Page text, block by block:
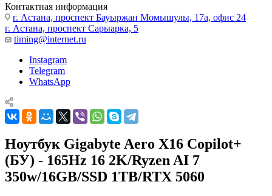
Контактная информация
г. Астана, проспект Бауыржан Момышулы, 17а, офис 24
г. Астана, проспект Сарыарка, 5
timing@internet.ru
Instagram
Telegram
WhatsApp
Ноутбук Gigabyte Aero X16 Copilot+
(БУ) - 165Hz 16 2K/Ryzen AI 7
350w/16GB/SSD 1TB/RTX 5060